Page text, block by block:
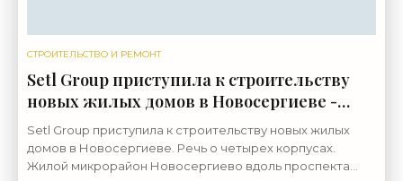
СТРОИТЕЛЬСТВО И РЕМОНТ
Setl Group приступила к строительству
новых жилых домов в Новосергиеве -
«Свежие новости строительства»
Setl Group приступила к строительству новых жилых
домов в Новосергиеве. Речь о четырех корпусах.
Жилой микрорайон Новосергиево вдоль проспекта